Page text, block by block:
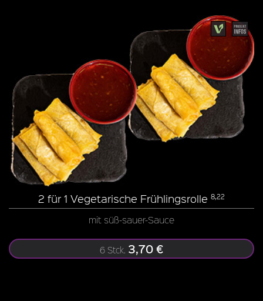
2 für 1 Vegetarische Frühlingsrolle 8,22
mit süß-sauer-Sauce
6 Stck. 3,70 €